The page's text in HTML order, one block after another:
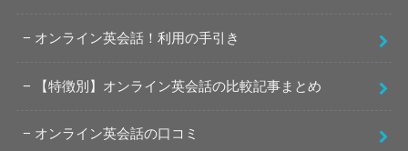
オンライン英会話！利用の手引き
【特徴別】オンライン英会話の比較記事まとめ
オンライン英会話の口コミ